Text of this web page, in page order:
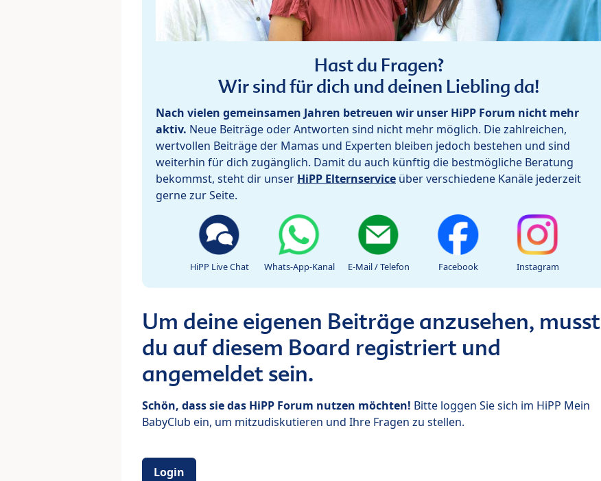
Hast du Fragen?
Wir sind für dich und deinen Liebling da!
Nach vielen gemeinsamen Jahren betreuen wir unser HiPP Forum nicht mehr
aktiv. Neue Beiträge oder Antworten sind nicht mehr möglich. Die zahlreichen,
wertvollen Beiträge der Mamas und Experten bleiben jedoch bestehen und sind
weiterhin für dich zugänglich. Damit du auch künftig die bestmögliche Beratung
bekommst, steht dir unser HiPP Elternservice über verschiedene Kanäle jederzeit
gerne zur Seite.
HiPP Live Chat Whats-App-Kanal E-Mail / Telefon Facebook Instagram
Um deine eigenen Beiträge anzusehen, musst
du auf diesem Board registriert und
angemeldet sein.
Schön, dass sie das HiPP Forum nutzen möchten! Bitte loggen Sie sich im HiPP Mein
BabyClub ein, um mitzudiskutieren und Ihre Fragen zu stellen.
Login